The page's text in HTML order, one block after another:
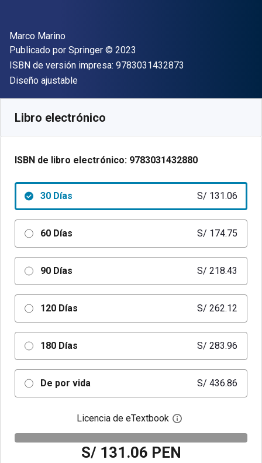
Autor(es)
Marco Marino
Editor
Publicado por Springer Copyright
© 2023
ISBN de versión impresa: 9783031432873
Formato
Diseño ajustable
Libro electrónico
ISBN de libro electrónico: 9783031432880
30 Días S/ 131.06
60 Días S/ 174.75
90 Días S/ 218.43
120 Días S/ 262.12
180 Días S/ 283.96
De por vida S/ 436.86
Licencia de eTextbook Abre el cuadro de
S/ 131.06 PEN